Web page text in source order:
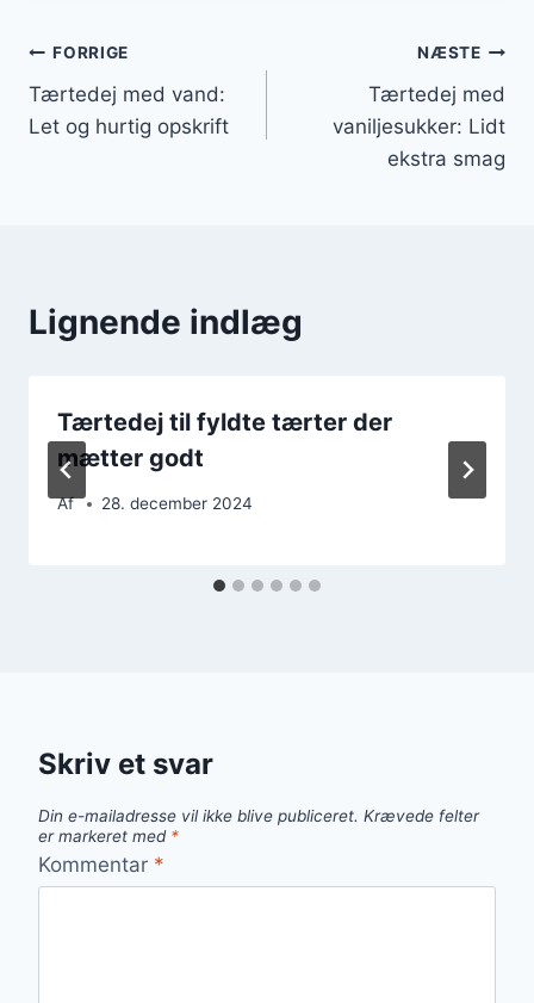
Indlægsnavigation
FORRIGE
Tærtedej med vand:
Let og hurtig opskrift
NÆSTE
Tærtedej med
vaniljesukker: Lidt
ekstra smag
Lignende indlæg
Tærtedej til fyldte tærter der
mætter godt
Af 28. december 2024
Skriv et svar
Din e-mailadresse vil ikke blive publiceret. Krævede felter
er markeret med *
Kommentar *